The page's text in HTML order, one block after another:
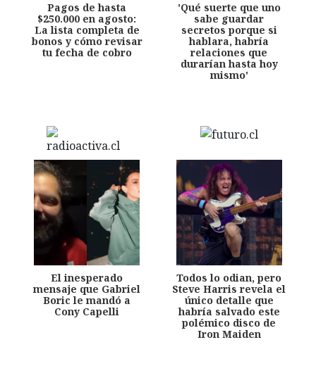
Pagos de hasta
$250.000 en agosto:
La lista completa de
bonos y cómo revisar
tu fecha de cobro
'Qué suerte que uno
sabe guardar
secretos porque si
hablara, habría
relaciones que
durarían hasta hoy
mismo'
El inesperado
mensaje que Gabriel
Boric le mandó a
Cony Capelli
Todos lo odian, pero
Steve Harris revela el
único detalle que
habría salvado este
polémico disco de
Iron Maiden